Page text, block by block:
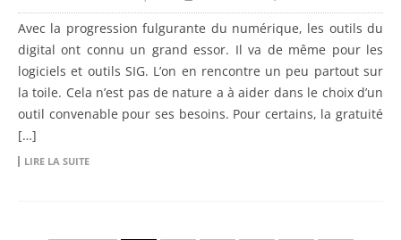
Avec la progression fulgurante du numérique, les outils du
digital ont connu un grand essor. Il va de même pour les
logiciels et outils SIG. L’on en rencontre un peu partout sur
la toile. Cela n’est pas de nature a à aider dans le choix d’un
outil convenable pour ses besoins. Pour certains, la gratuité
[…]
LIRE LA SUITE